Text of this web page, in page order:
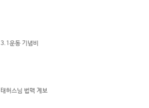
3.1운동 기념비
태허스님 법맥 계보